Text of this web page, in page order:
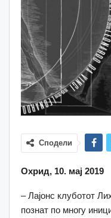
Сподели
Охрид, 10. мај 2019
– Лајонс клуботот
познат по многу